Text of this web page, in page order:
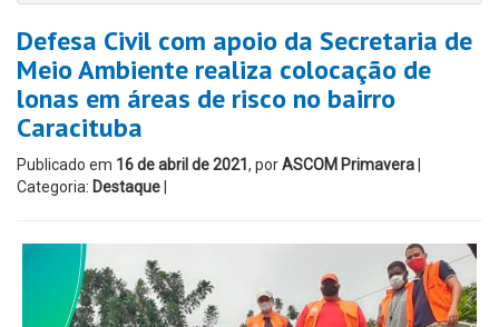
Defesa Civil com apoio da Secretaria de
Meio Ambiente realiza colocação de
lonas em áreas de risco no bairro
Caracituba
Publicado em 16 de abril de 2021 , porASCOM Primavera
Categoria: Destaque